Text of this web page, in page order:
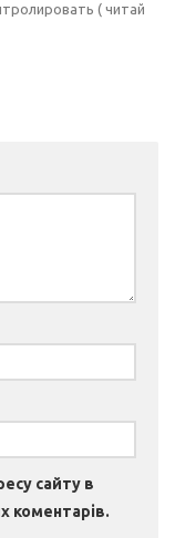
( читай
сайту в
коментарів.